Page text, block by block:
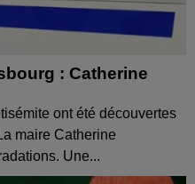
: Catherine
ont été découvertes
maire Catherine
Une...